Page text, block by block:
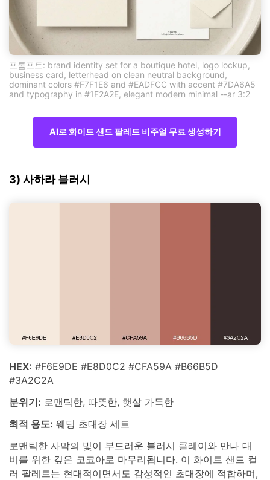
프롬프트: brand identity set for a boutique hotel, logo lockup,
business card, letterhead on clean neutral background,
dominant colors #F7F1E6 and #EADFCC with accent #7DA6A5
and typography in #1F2A2E, elegant modern minimal --ar 3:2
AI로 화이트 샌드 팔레트 비주얼 무료 생성하기
3) 사하라 블러시
HEX: #F6E9DE #E8D0C2 #CFA59A #B66B5D
#3A2C2A
분위기: 로맨틱한, 따뜻한, 햇살 가득한
최적 용도: 웨딩 초대장 세트
로맨틱한 사막의 빛이 부드러운 블러시 클레이와 만나 대
비를 위한 깊은 코코아로 마무리됩니다. 이 화이트 샌드 컬
러 팔레트는 현대적이면서도 감성적인 초대장에 적합하며,